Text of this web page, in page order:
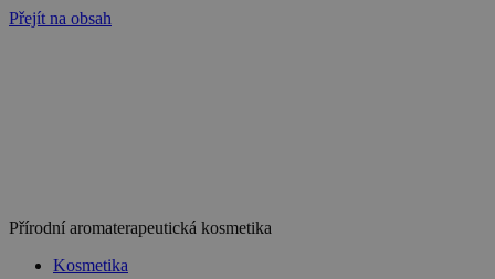
Přejít na obsah
Přírodní aromaterapeutická kosmetika
Kosmetika